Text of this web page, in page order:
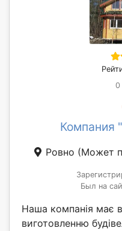
0
Компания
Ровно (Может
Был на
Наша компанія має
виготовленню